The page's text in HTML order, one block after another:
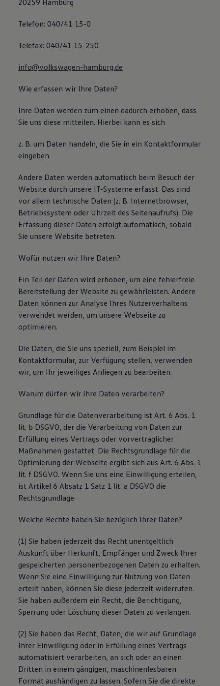
20259 Hamburg
Telefon: 040/41 15-0
Telefax: 040/41 15-250
info@volkswagen-hamburg.de
Wie erfassen wir Ihre Daten?
Ihre Daten werden zum einen dadurch erhoben, dass
Sie uns diese mitteilen. Hierbei kann es sich
z. B. um Daten handeln, die Sie in ein Kontaktformular
eingeben.
Andere Daten werden automatisch beim Besuch der
Website durch unsere IT-Systeme erfasst. Das sind
vor allem technische Daten (z. B. Internetbrowser,
Betriebssystem oder Uhrzeit des Seitenaufrufs). Die
Erfassung dieser Daten erfolgt automatisch, sobald
Sie unsere Website betreten.
Wofür nutzen wir Ihre Daten?
Ein Teil der Daten wird erhoben, um eine fehlerfreie
Bereitstellung der Website zu gewährleisten. Andere
Daten können zur Analyse Ihres Nutzerverhaltens
verwendet werden, um unsere Webseite zu
optimieren.
Die Daten, die Sie uns speziell, zum Beispiel im
Kontaktformular, zur Verfügung stellen, verwenden
wir, um Ihr jeweiliges Anliegen zu bearbeiten.
Warum dürfen wir Ihre Daten verarbeiten?
Grundlage für die Datenverarbeitung ist Art. 6 Abs. 1
lit. b DSGVO, der die Verarbeitung von Daten zur
Erfüllung eines Vertrags oder vorvertraglicher
Maßnahmen gestattet. Die Rechtsgrundlage für die
Optimierung der Webseite ergibt sich aus Art. 6 Abs. 1
lit. f DSGVO. Wenn Sie uns eine Einwilligung erteilen,
ist Artikel 6 Absatz 1 Satz 1 lit. a DSGVO die
Rechtsgrundlage.
Welche Rechte haben Sie bezüglich Ihrer Daten?
(1) Sie haben jederzeit das Recht unentgeltlich
Auskunft über Herkunft, Empfänger und Zweck Ihrer
gespeicherten personenbezogenen Daten zu erhalten.
Wenn Sie eine Einwilligung zur Nutzung von Daten
erteilt haben, können Sie diese jederzeit widerrufen.
Sie haben außerdem ein Recht, die Berichtigung,
Sperrung oder Löschung dieser Daten zu verlangen.
(2) Sie haben das Recht, Daten, die wir auf Grundlage
Ihrer Einwilligung oder in Erfüllung eines Vertrags
automatisiert verarbeiten, an sich oder an einen
Dritten in einem gängigen, maschinenlesbaren
Format aushändigen zu lassen. Sofern Sie die direkte